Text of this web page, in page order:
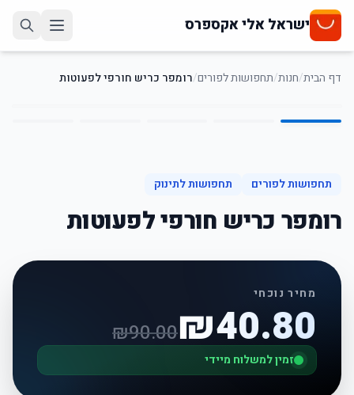
ישראל אלי אקספרס
דף הבית/חנות/תחפושות לפורים/רומפר כריש חורפי לפעוטות
1
/
5
תחפושות לפורים תחפושות לתינוק
רומפר כריש חורפי לפעוטות
מחיר נוכחי
₪40.80
₪90.00
זמין למשלוח מיידי